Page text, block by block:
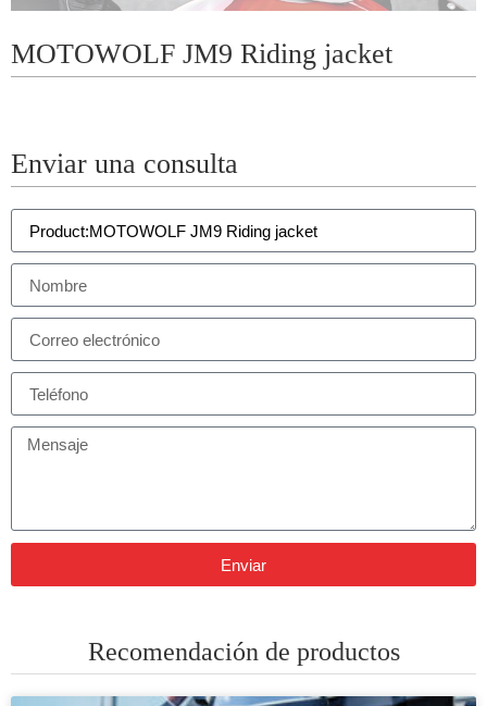
MOTOWOLF JM9 Riding jacket
Enviar una consulta
Enviar
Recomendación de productos